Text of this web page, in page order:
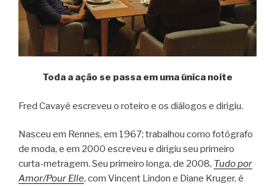
Toda a ação se passa em uma única noite
Fred Cavayé escreveu o roteiro e os diálogos e dirigiu.
Nasceu em Rennes, em 1967; trabalhou como fotógrafo
de moda, e em 2000 escreveu e dirigiu seu primeiro
curta-metragem. Seu primeiro longa, de 2008, Tudo por
Amor/Pour Elle, com Vincent Lindon e Diane Kruger, é